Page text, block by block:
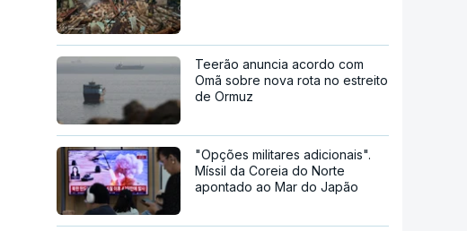
Teerão anuncia acordo com
Omã sobre nova rota no estreito
de Ormuz
"Opções militares adicionais".
Míssil da Coreia do Norte
apontado ao Mar do Japão